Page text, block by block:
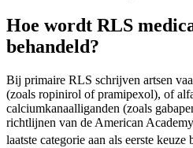
Hoe wordt RLS
behandeld?
Bij primaire RLS schrijven artsen
(zoals ropinirol of pramipexol), of
calciumkanaalliganden (zoals
richtlijnen van de American
laatste categorie aan als eerste